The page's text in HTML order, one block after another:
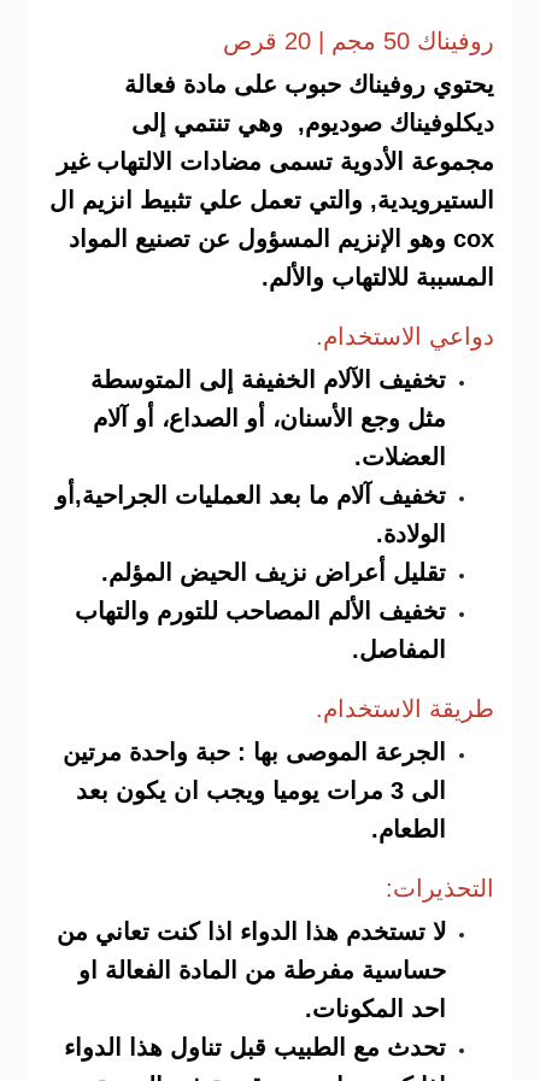
روفيناك 50 مجم | 20 قرص
يحتوي روفيناك حبوب على مادة فعالة
ديكلوفيناك صوديوم, وهي تنتمي إلى
مجموعة الأدوية تسمى مضادات الالتهاب غير
الستيرويدية, والتي تعمل علي تثبيط انزيم ال
cox وهو الإنزيم المسؤول عن تصنيع المواد
المسببة للالتهاب والألم.
دواعي الاستخدام.
تخفيف الآلام الخفيفة إلى المتوسطة
مثل وجع الأسنان، أو الصداع، أو آلام
العضلات.
تخفيف آلام ما بعد العمليات الجراحية,أو
الولادة.
تقليل أعراض نزيف الحيض المؤلم.
تخفيف الألم المصاحب للتورم والتهاب
المفاصل.
طريقة الاستخدام.
الجرعة الموصى بها : حبة واحدة مرتين
الى 3 مرات يوميا ويجب ان يكون بعد
الطعام.
التحذيرات:
لا تستخدم هذا الدواء اذا كنت تعاني من
حساسية مفرطة من المادة الفعالة او
احد المكونات.
تحدث مع الطبيب قبل تناول هذا الدواء